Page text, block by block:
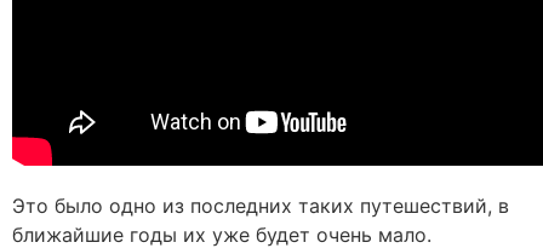
Это было одно из последних таких путешествий, в
ближайшие годы их уже будет очень мало.